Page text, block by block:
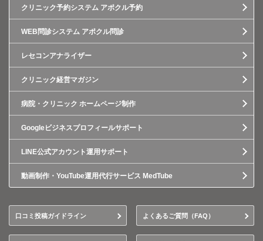
クリニック予約システム アポクル予約
WEB問診システム アポクル問診
レセコンアナライザー
クリニック経営マガジン
病院・クリニック ホームページ制作
Googleビジネスプロフィールサポート
LINE公式アカウント運用サポート
動画制作・YouTube運用代行サービス MedTube
口コミ投稿ガイドライン よくあるご質問（FAQ）